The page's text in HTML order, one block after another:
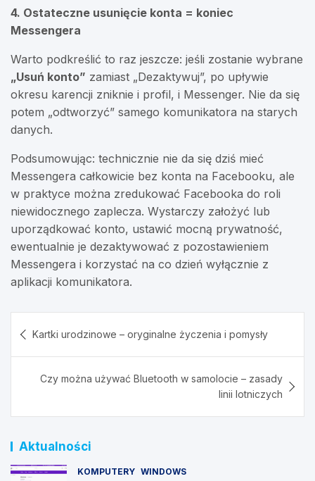
4. Ostateczne usunięcie konta = koniec
Messengera
Warto podkreślić to raz jeszcze: jeśli zostanie wybrane
„Usuń konto” zamiast „Dezaktywuj”, po upływie
okresu karencji zniknie i profil, i Messenger. Nie da się
potem „odtworzyć” samego komunikatora na starych
danych.
Podsumowując: technicznie nie da się dziś mieć
Messengera całkowicie bez konta na Facebooku, ale
w praktyce można zredukować Facebooka do roli
niewidocznego zaplecza. Wystarczy założyć lub
uporządkować konto, ustawić mocną prywatność,
ewentualnie je dezaktywować z pozostawieniem
Messengera i korzystać na co dzień wyłącznie z
aplikacji komunikatora.
wpisu
Kartki urodzinowe – oryginalne życzenia i pomysły
Czy można używać Bluetooth w samolocie – zasady
linii lotniczych
Aktualności
KOMPUTERY WINDOWS